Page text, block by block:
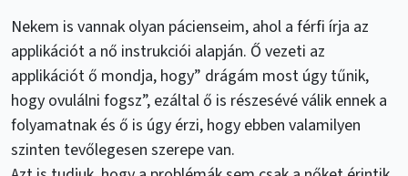
Nekem is vannak olyan pácienseim, ahol a férfi írja az
applikációt a nő instrukciói alapján. Ő vezeti az
applikációt ő mondja, hogy” drágám most úgy tűnik,
hogy ovulálni fogsz”, ezáltal ő is részesévé válik ennek a
folyamatnak és ő is úgy érzi, hogy ebben valamilyen
szinten tevőlegesen szerepe van.